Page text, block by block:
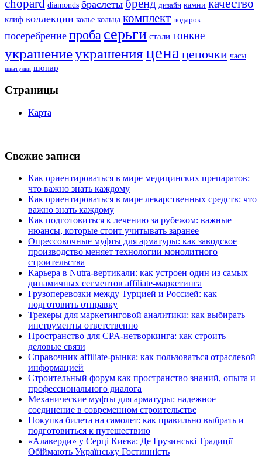
chopard diamonds браслеты бренд дизайн камни качество
клиф коллекции колье кольца комплект подарок
посеребрение проба серьги стали тонкие
украшениеукрашенияцена цепочки часы
шкатулки шопар
Страницы
Карта
Свежие записи
Как ориентироваться в мире медицинских препаратов:
что важно знать каждому
Как ориентироваться в мире лекарственных средств: что
важно знать каждому
Как подготовиться к лечению за рубежом: важные
нюансы, которые стоит учитывать заранее
Опрессовочные муфты для арматуры: как заводское
производство меняет технологии монолитного
строительства
Карьера в Nutra-вертикали: как устроен один из самых
динамичных сегментов affiliate-маркетинга
Грузоперевозки между Турцией и Россией: как
подготовить отправку
Трекеры для маркетинговой аналитики: как выбирать
инструменты ответственно
Пространство для CPA-нетворкинга: как строить
деловые связи
Справочник affiliate-рынка: как пользоваться отраслевой
информацией
Строительный форум как пространство знаний, опыта и
профессионального диалога
Механические муфты для арматуры: надежное
соединение в современном строительстве
Покупка билета на самолет: как правильно выбрать и
подготовиться к путешествию
«Алаверди» у Серці Києва: Де Грузинські Традиції
Обіймають Українську Гостинність